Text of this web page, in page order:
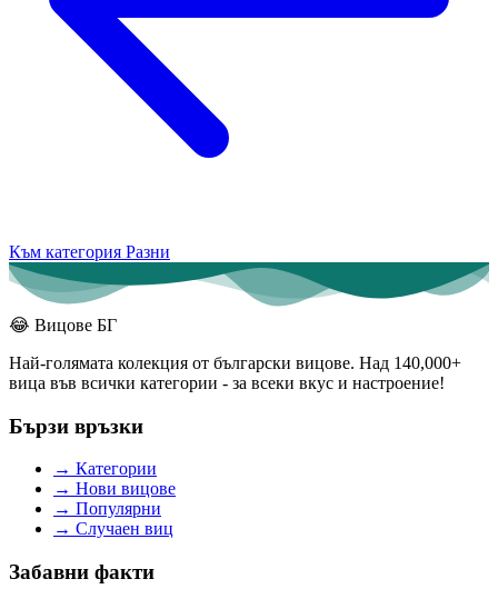
Към категория Разни
😂 Вицове БГ
Най-голямата колекция от български вицове. Над 140,000+
вица във всички категории - за всеки вкус и настроение!
Бързи връзки
→ Категории
→ Нови вицове
→ Популярни
→ Случаен виц
Забавни факти